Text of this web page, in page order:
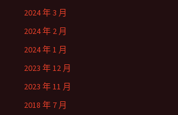
2024 年 3 月
2024 年 2 月
2024 年 1 月
2023 年 12 月
2023 年 11 月
2018 年 7 月